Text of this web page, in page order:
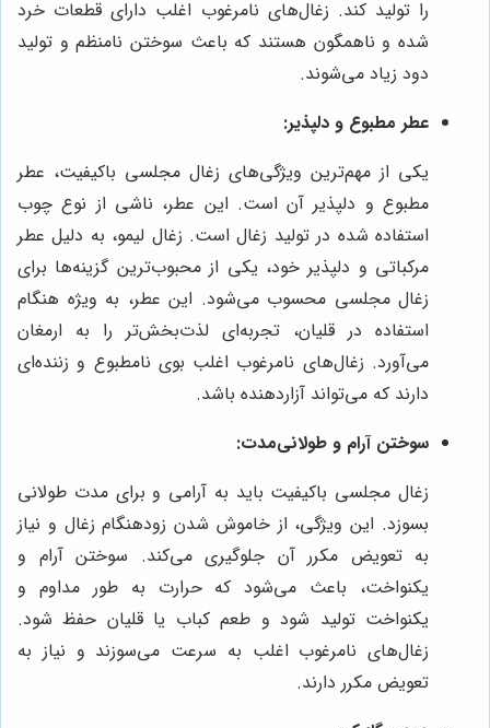
را تولید کند. زغال‌های نامرغوب اغلب دارای قطعات خرد
شده و ناهمگون هستند که باعث سوختن نامنظم و تولید
دود زیاد می‌شوند.
عطر مطبوع و دلپذیر:
یکی از مهم‌ترین ویژگی‌های زغال مجلسی باکیفیت، عطر
مطبوع و دلپذیر آن است. این عطر، ناشی از نوع چوب
استفاده شده در تولید زغال است. زغال لیمو، به دلیل عطر
مرکباتی و دلپذیر خود، یکی از محبوب‌ترین گزینه‌ها برای
زغال مجلسی محسوب می‌شود. این عطر، به ویژه هنگام
استفاده در قلیان، تجربه‌ای لذت‌بخش‌تر را به ارمغان
می‌آورد. زغال‌های نامرغوب اغلب بوی نامطبوع و زننده‌ای
دارند که می‌تواند آزاردهنده باشد.
سوختن آرام و طولانی‌مدت:
زغال مجلسی باکیفیت باید به آرامی و برای مدت طولانی
بسوزد. این ویژگی، از خاموش شدن زودهنگام زغال و نیاز
به تعویض مکرر آن جلوگیری می‌کند. سوختن آرام و
یکنواخت، باعث می‌شود که حرارت به طور مداوم و
یکنواخت تولید شود و طعم کباب یا قلیان حفظ شود.
زغال‌های نامرغوب اغلب به سرعت می‌سوزند و نیاز به
تعویض مکرر دارند.